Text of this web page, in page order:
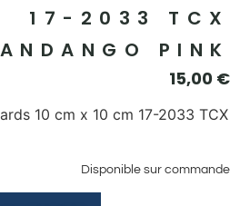
17-2033 TCX
PINK
15,00 €
10 cm x 10 cm 17-2033 TCX
Disponible sur commande